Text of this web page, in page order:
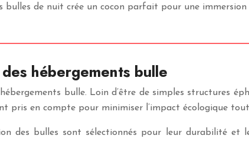
bulles de nuit crée un cocon parfait pour une
hébergements bulle
bulle. Loin d’être de simples structures
pris en compte pour minimiser l’impact écologique
des bulles sont sélectionnés pour leur durabilité et